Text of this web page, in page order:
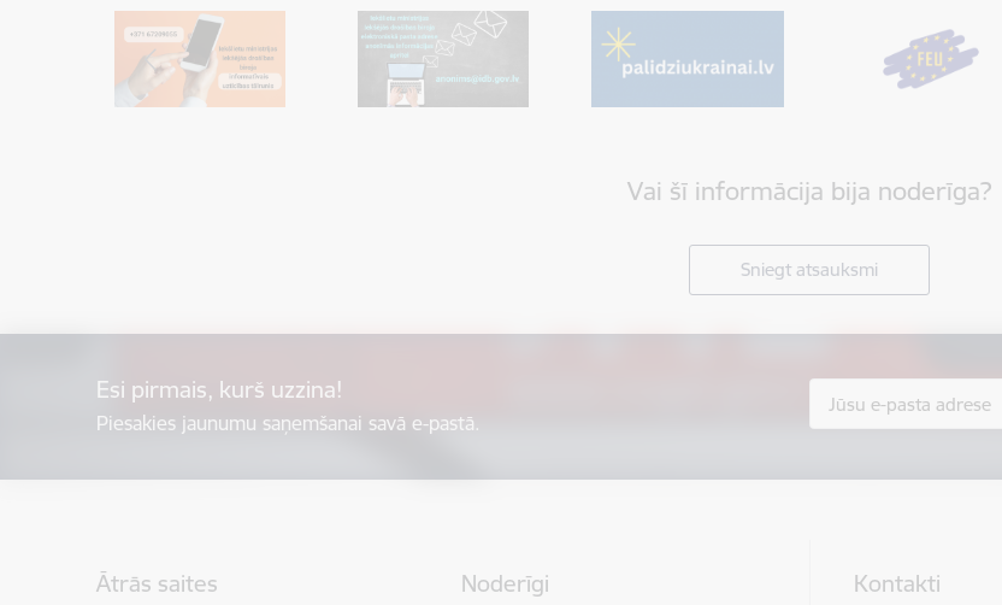
Vai šī informācija bija noderīga?
Sniegt atsauksmi
Esi pirmais, kurš uzzina!
Piesakies jaunumu saņemšanai savā e-pastā.
Ātrās saites Noderīgi Kontakti